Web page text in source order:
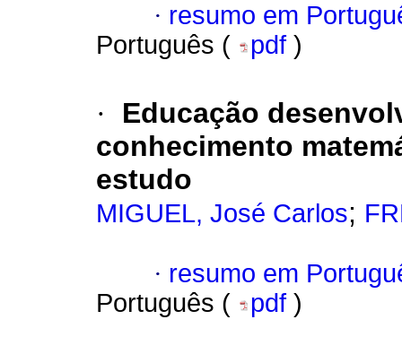
· resumo em
Português (
pdf )
·
Educação
conhecimento
estudo
MIGUEL, José Carlos;
· resumo em
Português (
pdf )